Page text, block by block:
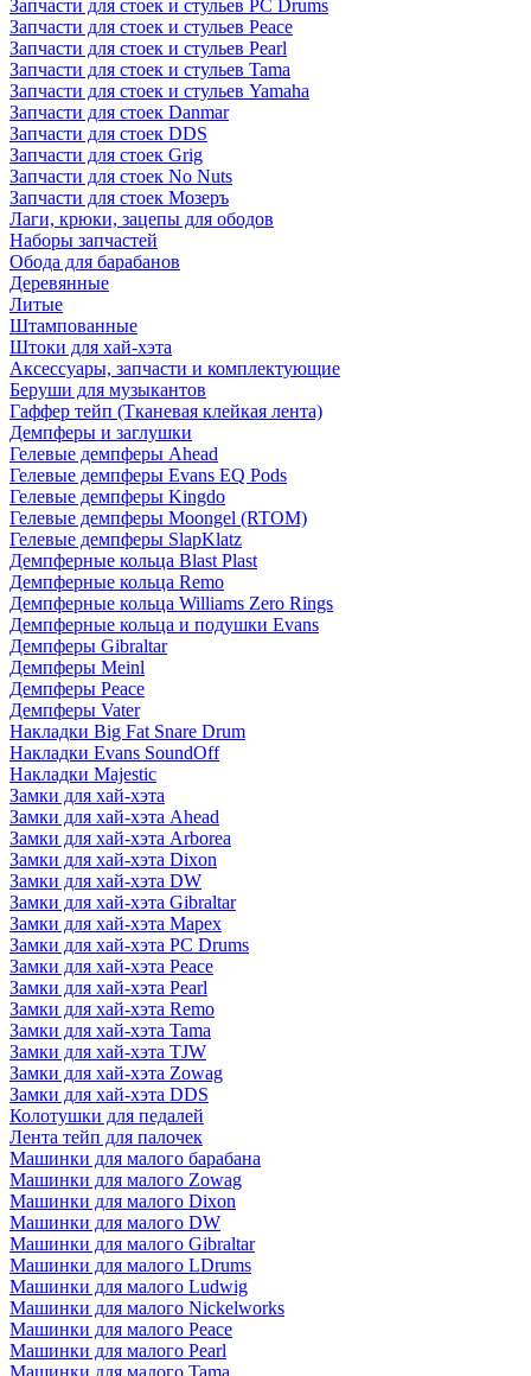
Запчасти для стоек и стульев PC Drums
Запчасти для стоек и стульев Peace
Запчасти для стоек и стульев Pearl
Запчасти для стоек и стульев Tama
Запчасти для стоек и стульев Yamaha
Запчасти для стоек Danmar
Запчасти для стоек DDS
Запчасти для стоек Grig
Запчасти для стоек No Nuts
Запчасти для стоек Мозеръ
Лаги, крюки, зацепы для ободов
Наборы запчастей
Обода для барабанов
Деревянные
Литые
Штампованные
Штоки для хай-хэта
Аксессуары, запчасти и комплектующие
Беруши для музыкантов
Гаффер тейп (Тканевая клейкая лента)
Демпферы и заглушки
Гелевые демпферы Ahead
Гелевые демпферы Evans EQ Pods
Гелевые демпферы Kingdo
Гелевые демпферы Moongel (RTOM)
Гелевые демпферы SlapKlatz
Демпферные кольца Blast Plast
Демпферные кольца Remo
Демпферные кольца Williams Zero Rings
Демпферные кольца и подушки Evans
Демпферы Gibraltar
Демпферы Meinl
Демпферы Peace
Демпферы Vater
Накладки Big Fat Snare Drum
Накладки Evans SoundOff
Накладки Majestic
Замки для хай-хэта
Замки для хай-хэта Ahead
Замки для хай-хэта Arborea
Замки для хай-хэта Dixon
Замки для хай-хэта DW
Замки для хай-хэта Gibraltar
Замки для хай-хэта Mapex
Замки для хай-хэта PC Drums
Замки для хай-хэта Peace
Замки для хай-хэта Pearl
Замки для хай-хэта Remo
Замки для хай-хэта Tama
Замки для хай-хэта TJW
Замки для хай-хэта Zowag
Замки для хай-хэта DDS
Колотушки для педалей
Лента тейп для палочек
Машинки для малого барабана
Машинки для малого Zowag
Машинки для малого Dixon
Машинки для малого DW
Машинки для малого Gibraltar
Машинки для малого LDrums
Машинки для малого Ludwig
Машинки для малого Nickelworks
Машинки для малого Peace
Машинки для малого Pearl
Машинки для малого Tama